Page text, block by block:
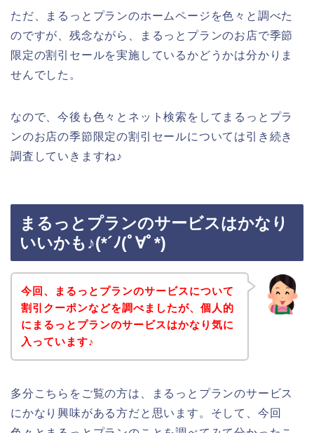
ただ、まるっとプランのホームページを色々と調べた
のですが、残念ながら、まるっとプランのお店で季節
限定の割引セールを実施しているかどうかは分かりま
せんでした。
なので、今後も色々とネット検索をしてまるっとプラ
ンのお店の季節限定の割引セールについては引き続き
調査していきますね♪
まるっとプランのサービスはかなり
いいかも♪(*´ﾉ(ﾟ∀ﾟ*)
今回、まるっとプランのサービスについて
割引クーポンなどを調べましたが、個人的
にまるっとプランのサービスはかなり気に
入っています♪
多分こちらをご覧の方は、まるっとプランのサービス
にかなり興味がある方だと思います。そして、今回